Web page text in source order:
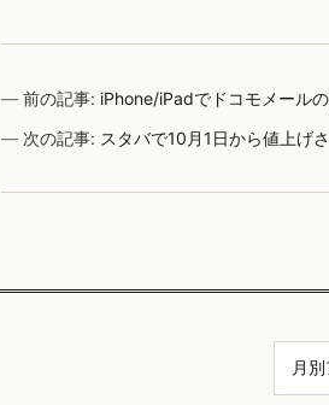
前の記事: iPhone/iPadでドコモメール
次の記事: スタバで10月1日から値上げ